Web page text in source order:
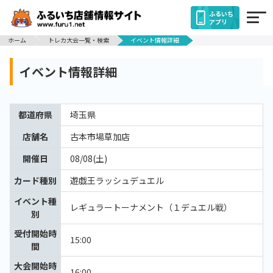
ふるいち
アプリ
ホーム
トレカ大会一覧・検索 イベント情報詳細
イベント情報詳細
都道府県
埼玉県
店舗名
古本市場草加店
開催日
08/08(土)
カード種別
遊戯王ラッシュデュエル
イベント種
別
レギュラートーナメント（１デュエル戦）
受付開始時
間
15:00
大会開始時